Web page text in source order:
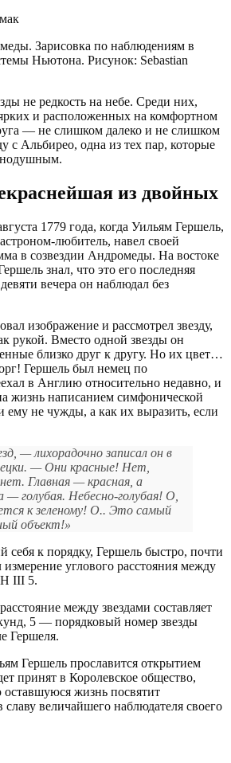
Зарисовка по наблюдениям в
Ньютона. Рисунок: Sebastian
не редкость на небе. Среди них,
и расположенных на комфортном
— не слишком далеко и не слишком
с Альбирео, одна из тех пар, которые
из двойных
1779 года, когда Уильям Гершель,
любитель, навел своей
в созвездии Андромеды. На востоке
знал, что это его последняя
вечера он наблюдал без
изображение и рассмотрел звезду,
рукой. Вместо одной звезды он
близко друг к другу. Но их цвет…
Гершель был немец по
в Англию относительно недавно, и
жизнь написанием симфонической
не чужды, а как их выразить, если
— лихорадочно записал он в
— Они красные! Нет,
Главная — красная, а
— голубая. Небесно-голубая! О,
к зеленому! О.. Это самый
объект!»
к порядку, Гершель быстро, почти
измерение углового расстояния между
III 5.
между звездами составляет
5 — порядковый номер звезды
Гершеля.
Гершель прославится открытием
принят в Королевское общество,
жизнь посвятит
величайшего наблюдателя своего